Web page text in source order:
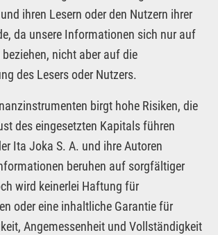
ihren Lesern oder den Nutzern ihrer
da unsere Informationen sich nur auf
nicht aber auf die
des Lesers oder Nutzers.
birgt hohe Risiken, die
des eingesetzten Kapitals führen
Ita Joka S. A. und ihre Autoren
beruhen auf sorgfältiger
wird keinerlei Haftung für
oder eine inhaltliche Garantie für
Angemessenheit und Vollständigkeit